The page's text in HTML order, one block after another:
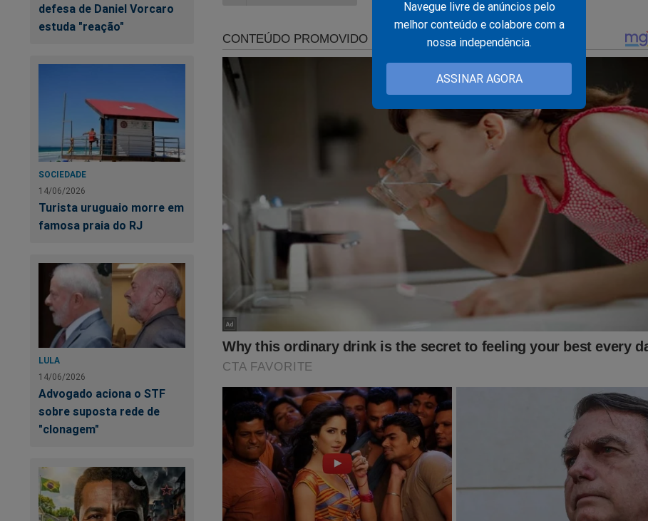
Navegue livre de anúncios pelo
melhor conteúdo e colabore com a
nossa independência.
ASSINAR AGORA
defesa de Daniel Vorcaro
estuda "reação"
SOCIEDADE
14/06/2026
Turista uruguaio morre em
famosa praia do RJ
LULA
14/06/2026
Advogado aciona o STF
sobre suposta rede de
"clonagem"
Dilma Rousseff, Paulo Freire, Chico Buarque, José Dirceu foram
anistiados... Eis a hipocrisia da esquerda
O bode expiatório do sistema já foi escolhido e sangra
Siga o Jornal da Cidade Online no Facebook:https://www.facebook.com/
Torne-se nosso assinante, o que lhe dará o direito de assistir o
primeiroPODCASTconservador do Brasil e ter acesso exclusivo ao conteúdo da
Verdade, onde os "assuntos proibidos" no Brasil são revelados. Para assinar, clique no